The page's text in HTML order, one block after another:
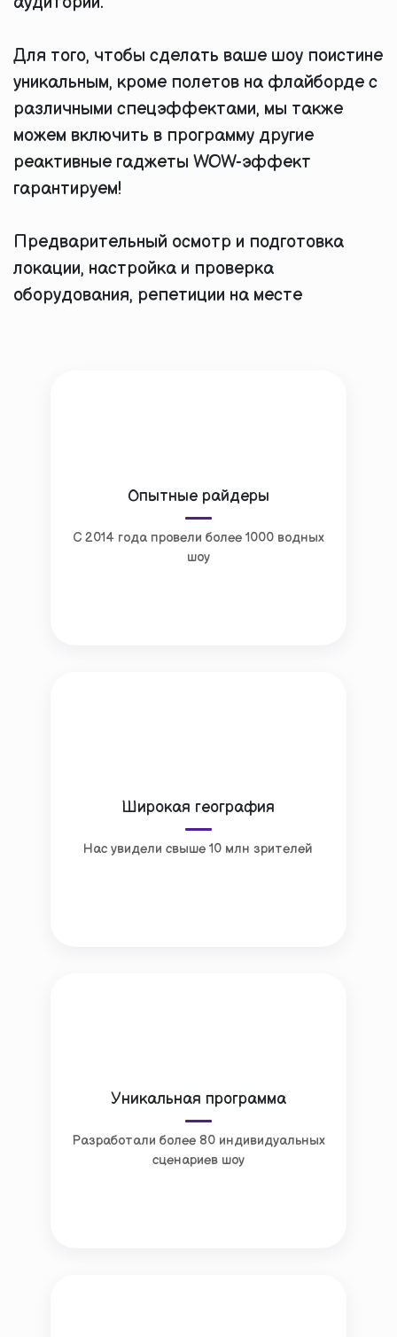
Для того, чтобы сделать ваше шоу поистине
уникальным, кроме полетов на флайборде с
различными спецэффектами, мы также
можем включить в программу другие
реактивные гаджеты WOW-эффект
гарантируем!
Предварительный осмотр и подготовка
локации, настройка и проверка
оборудования, репетиции на месте
Опытные райдеры
С 2014 года провели более 1000 водных
шоу
Широкая география
Нас увидели свыше 10 млн зрителей
Уникальная программа
Разработали более 80 индивидуальных
сценариев шоу